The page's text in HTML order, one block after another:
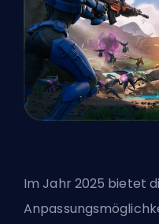
Im Jahr 2025 bietet